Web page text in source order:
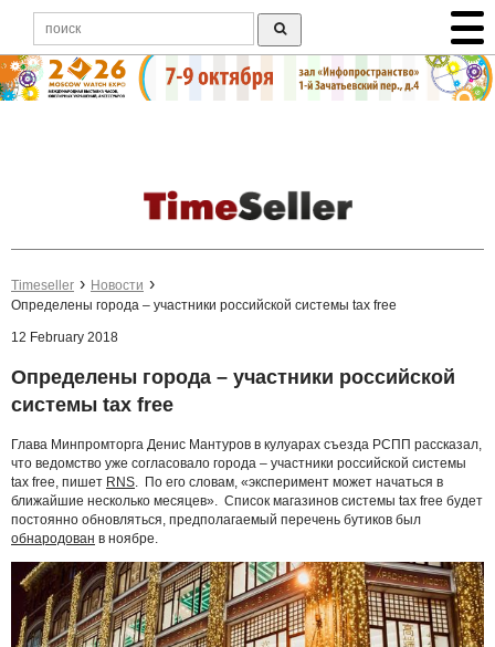
Timeseller
Новости
Определены города – участники российской системы tax free
12 February 2018
Определены города – участники российской
системы tax free
Глава Минпромторга Денис Мантуров в кулуарах съезда РСПП рассказал,
что ведомство уже согласовало города – участники российской системы
tax free, пишет RNS. По его словам, «эксперимент может начаться в
ближайшие несколько месяцев». Список магазинов системы tax free будет
постоянно обновляться, предполагаемый перечень бутиков был
обнародован в ноябре.